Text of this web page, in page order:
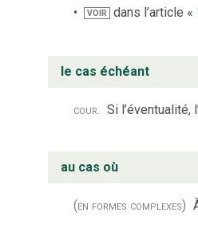
VOIR dans l’article «
le cas échéant
cour. Si l’éventualité,
au cas où
(en formes complexes)